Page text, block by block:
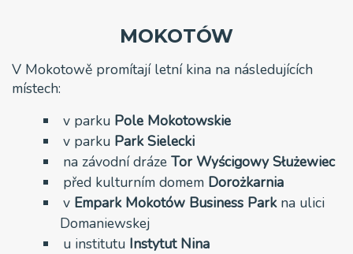
MOKOTÓW
V Mokotowě promítají letní kina na následujících
místech:
v parku Pole Mokotowskie
v parku Park Sielecki
na závodní dráze Tor Wyścigowy Służewiec
před kulturním domem Dorożkarnia
v Empark Mokotów Business Parkna ulici
Domaniewskej
u institutu Instytut Nina